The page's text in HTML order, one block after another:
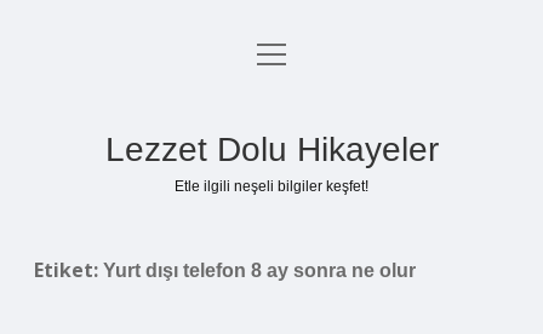
Anasayfa
menüyü
Lezzet Dolu Hikayeler
Etle ilgili neşeli bilgiler keşfet!
Etiket: Yurt dışı telefon 8 ay sonra ne olur